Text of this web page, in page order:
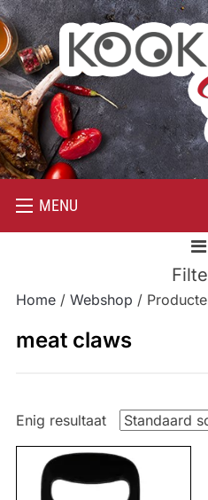
MENU
Home/ Webshop /
meat claws
Enig resultaat